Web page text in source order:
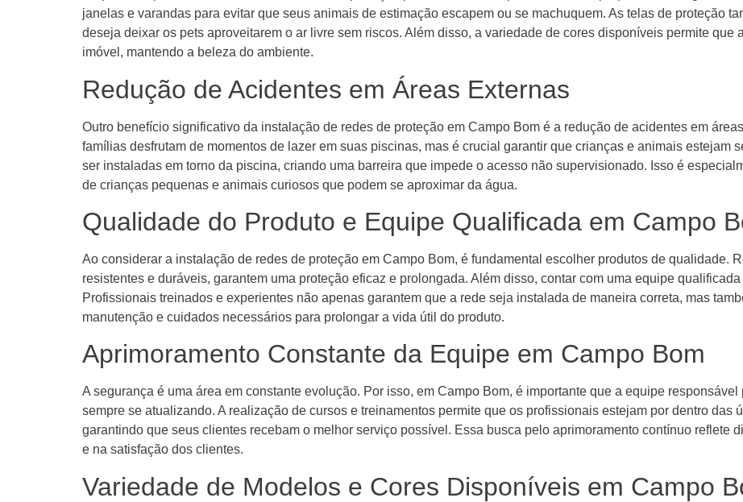
janelas e varandas para evitar que seus animais de estimação escapem ou se machuquem. As telas de proteção
deseja deixar os pets aproveitarem o ar livre sem riscos. Além disso, a variedade de cores disponíveis permite que
imóvel, mantendo a beleza do ambiente.
Redução de Acidentes em Áreas Externas
Outro benefício significativo da instalação de redes de proteção em Campo Bom é a redução de acidentes em
famílias desfrutam de momentos de lazer em suas piscinas, mas é crucial garantir que crianças e animais estejam
ser instaladas em torno da piscina, criando uma barreira que impede o acesso não supervisionado. Isso é
de crianças pequenas e animais curiosos que podem se aproximar da água.
Qualidade do Produto e Equipe Qualificada em Campo
Ao considerar a instalação de redes de proteção em Campo Bom, é fundamental escolher produtos de qualidade.
resistentes e duráveis, garantem uma proteção eficaz e prolongada. Além disso, contar com uma equipe
Profissionais treinados e experientes não apenas garantem que a rede seja instalada de maneira correta, mas
manutenção e cuidados necessários para prolongar a vida útil do produto.
Aprimoramento Constante da Equipe em Campo Bom
A segurança é uma área em constante evolução. Por isso, em Campo Bom, é importante que a equipe
sempre se atualizando. A realização de cursos e treinamentos permite que os profissionais estejam por dentro das
garantindo que seus clientes recebam o melhor serviço possível. Essa busca pelo aprimoramento contínuo reflete
e na satisfação dos clientes.
Variedade de Modelos e Cores Disponíveis em Campo